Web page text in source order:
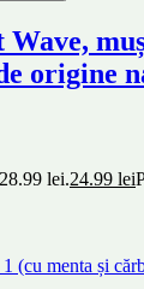
origine
lei.24.99 lei